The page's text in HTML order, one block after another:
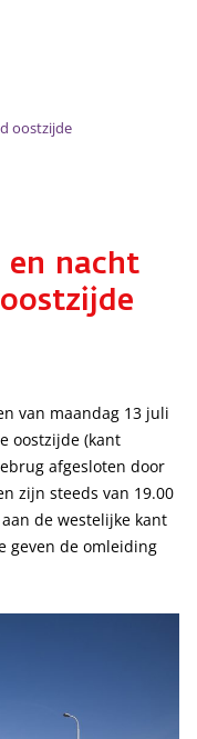
oostzijde
en nacht
van maandag 13 juli
oostzijde (kant
afgesloten door
zijn steeds van 19.00
de westelijke kant
geven de omleiding